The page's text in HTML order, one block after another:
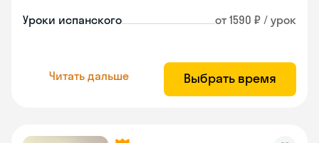
Уроки испанского от 1590 ₽ / урок
Читать дальше Выбрать время